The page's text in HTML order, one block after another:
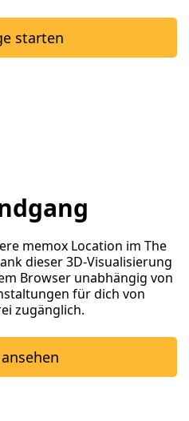
starten
memox Location im The
dieser 3D-Visualisierung
Browser unabhängig von
für dich von
zugänglich.